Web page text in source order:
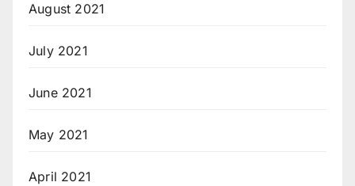
August 2021
July 2021
June 2021
May 2021
April 2021